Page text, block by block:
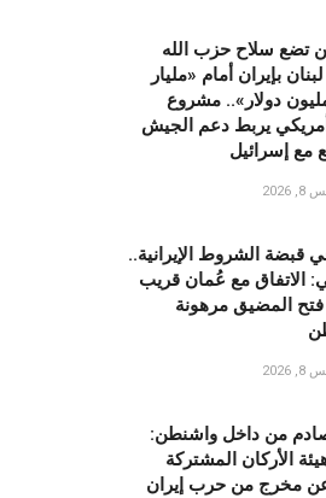
تضع سلاح حزب الله
بإيران أمام «مليار
مليون دولار».. مشروع
يربط دعم الجيش
مع إسرائيل
قبضة الشروط الإيرانية..
الاتفاق مع عُمان قريب
فتح المضيق مرهونة
من داخل واشنطن:
الأركان المشتركة
مخرج من حرب إيران